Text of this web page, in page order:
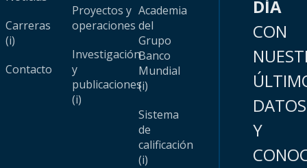
Carreras
(i)
Contacto
Proyectos y
operaciones
Investigación
y
publicaciones
(i)
Academia
del
Grupo
Banco
Mundial
(i)
Sistema
de
calificación
(i)
DÍA
CON
DATOS
Y